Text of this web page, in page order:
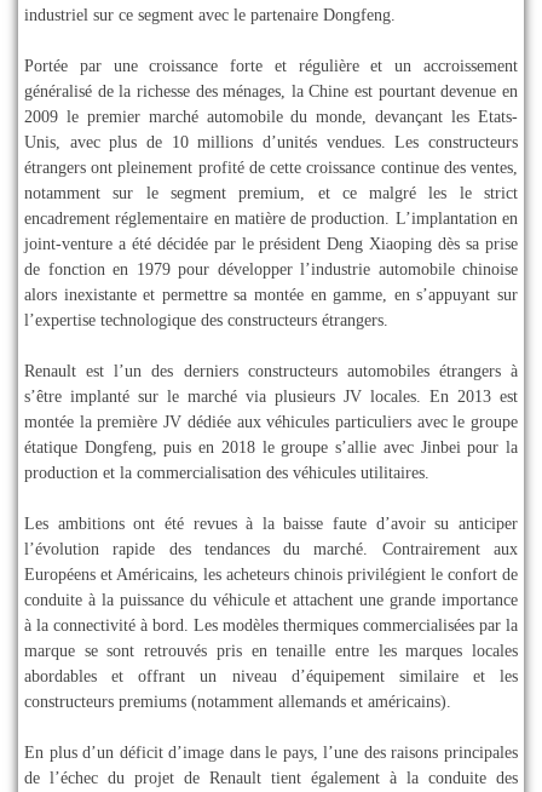
industriel sur ce segment avec le partenaire Dongfeng.
Portée par une croissance forte et régulière et un accroissement
généralisé de la richesse des ménages, la Chine est pourtant devenue en
2009 le premier marché automobile du monde, devançant les Etats-
Unis, avec plus de 10 millions d’unités vendues. Les constructeurs
étrangers ont pleinement profité de cette croissance continue des ventes,
notamment sur le segment premium, et ce malgré les le strict
encadrement réglementaire en matière de production. L’implantation en
joint-venture a été décidée par le président Deng Xiaoping dès sa prise
de fonction en 1979 pour développer l’industrie automobile chinoise
alors inexistante et permettre sa montée en gamme, en s’appuyant sur
l’expertise technologique des constructeurs étrangers.
Renault est l’un des derniers constructeurs automobiles étrangers à
s’être implanté sur le marché via plusieurs JV locales. En 2013 est
montée la première JV dédiée aux véhicules particuliers avec le groupe
étatique Dongfeng, puis en 2018 le groupe s’allie avec Jinbei pour la
production et la commercialisation des véhicules utilitaires.
Les ambitions ont été revues à la baisse faute d’avoir su anticiper
l’évolution rapide des tendances du marché. Contrairement aux
Européens et Américains, les acheteurs chinois privilégient le confort de
conduite à la puissance du véhicule et attachent une grande importance
à la connectivité à bord. Les modèles thermiques commercialisées par la
marque se sont retrouvés pris en tenaille entre les marques locales
abordables et offrant un niveau d’équipement similaire et les
constructeurs premiums (notamment allemands et américains).
En plus d’un déficit d’image dans le pays, l’une des raisons principales
de l’échec du projet de Renault tient également à la conduite des